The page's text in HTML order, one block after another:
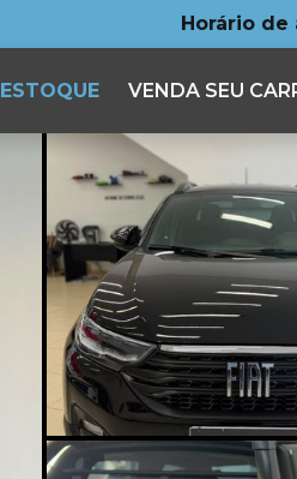
Horário
ESTOQUE VENDA SEU